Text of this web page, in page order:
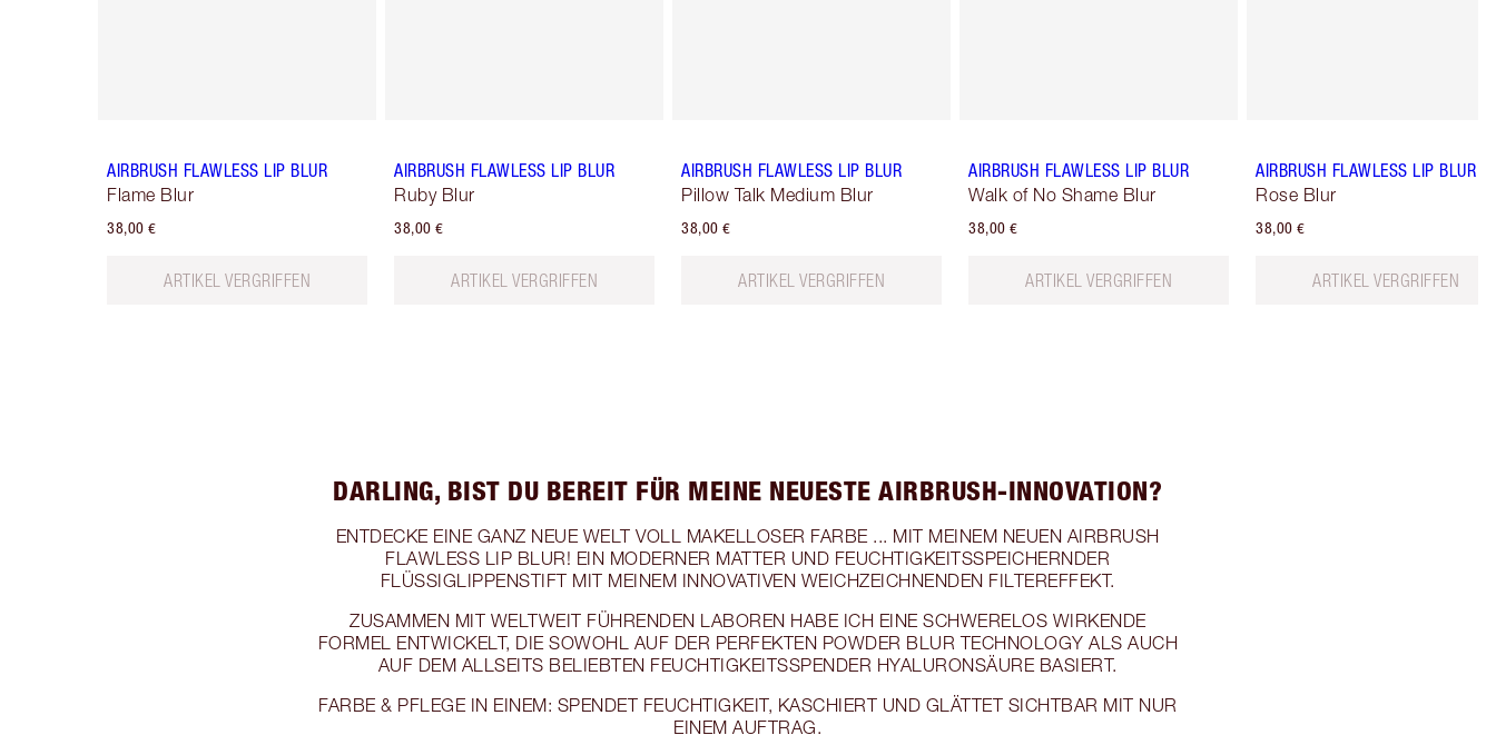
AIRBRUSH FLAWLESS LIP BLUR
Flame Blur
38,00 €
ARTIKEL VERGRIFFEN
AIRBRUSH FLAWLESS LIP BLUR
Ruby Blur
38,00 €
ARTIKEL VERGRIFFEN
AIRBRUSH FLAWLESS LIP BLUR
Pillow Talk Medium Blur
38,00 €
ARTIKEL VERGRIFFEN
AIRBRUSH FLAWLESS LIP BLUR
Walk of No Shame Blur
38,00 €
ARTIKEL VERGRIFFEN
AIRBRUSH FLAWLESS LIP BLUR
Rose Blur
38,00 €
ARTIKEL VERGRIFFEN
DARLING, BIST DU BEREIT FÜR MEINE NEUESTE AIRBRUSH-INNOVATION?
ENTDECKE EINE GANZ NEUE WELT VOLL MAKELLOSER FARBE ... MIT MEINEM NEUEN AIRBRUSH
FLAWLESS LIP BLUR! EIN MODERNER MATTER UND FEUCHTIGKEITSSPEICHERNDER
FLÜSSIGLIPPENSTIFT MIT MEINEM INNOVATIVEN WEICHZEICHNENDEN FILTEREFFEKT.
ZUSAMMEN MIT WELTWEIT FÜHRENDEN LABOREN HABE ICH EINE SCHWERELOS WIRKENDE
FORMEL ENTWICKELT, DIE SOWOHL AUF DER PERFEKTEN POWDER BLUR TECHNOLOGY ALS AUCH
AUF DEM ALLSEITS BELIEBTEN FEUCHTIGKEITSSPENDER HYALURONSÄURE BASIERT.
FARBE & PFLEGE IN EINEM: SPENDET FEUCHTIGKEIT, KASCHIERT UND GLÄTTET SICHTBAR MIT NUR
EINEM AUFTRAG.